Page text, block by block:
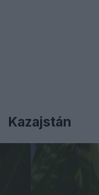
Kazajstán